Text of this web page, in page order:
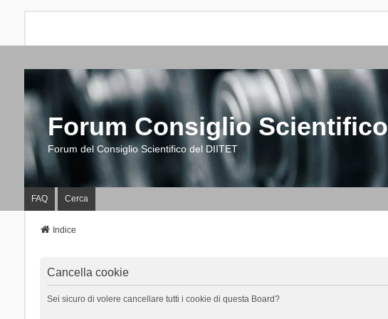
Forum Consiglio Scientifico
Forum del Consiglio Scientifico del DIITET
FAQ Cerca
Indice
Cancella cookie
Sei sicuro di volere cancellare tutti i cookie di questa Board?